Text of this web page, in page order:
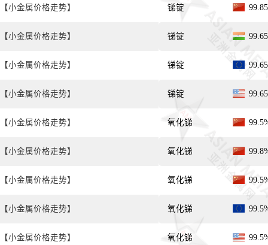
【小金属价格走势】
【小金属价格走势】
【小金属价格走势】
【小金属价格走势】
【小金属价格走势】
【小金属价格走势】
【小金属价格走势】
【小金属价格走势】
【小金属价格走势】
锑锭
锑锭
锑锭
锑锭
氧化锑
氧化锑
氧化锑
氧化锑
氧化锑